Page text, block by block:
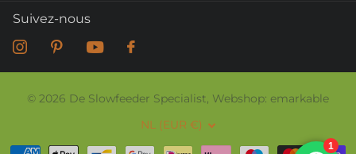
Suivez-nous
© 2026 De Slowfeeder Specialist, Webshop: emarkable
NL (EUR €)